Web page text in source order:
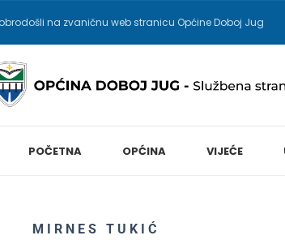
na zvaničnu web stranicu Općine Doboj Jug
POČETNA OPĆINA VIJEĆE
MIRNES TUKIĆ